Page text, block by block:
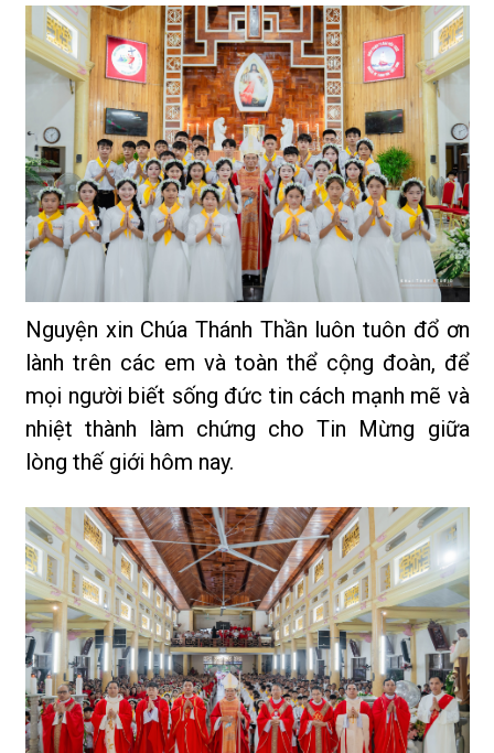
Nguyện xin Chúa Thánh Thần luôn tuôn đổ ơn
lành trên các em và toàn thể cộng đoàn, để
mọi người biết sống đức tin cách mạnh mẽ và
nhiệt thành làm chứng cho Tin Mừng giữa
lòng thế giới hôm nay.